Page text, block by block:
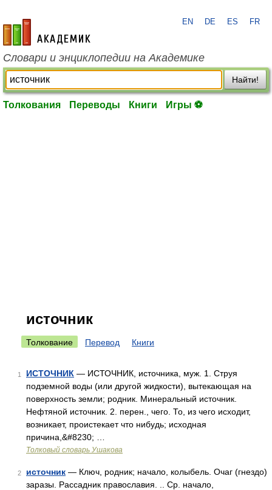
academic.ru
EN DE ES FR
Словари и энциклопедии на Академике
Найти!
Толкования Переводы Книги Игры ⚽
источник
Толкование Перевод Книги
1 ИСТОЧНИК — ИСТОЧНИК, источника, муж. 1. Струя
подземной воды (или другой жидкости), вытекающая на
поверхность земли; родник. Минеральный источник.
Нефтяной источник. 2. перен., чего. То, из чего исходит,
возникает, проистекает что нибудь; исходная
причина,&#8230; …
Толковый словарь Ушакова
2 источник — Ключ, родник; начало, колыбель. Очаг (гнездо)
заразы. Рассадник православия. .. Ср. начало,